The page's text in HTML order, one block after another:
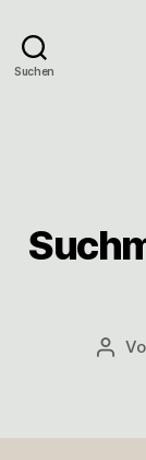
Suchen